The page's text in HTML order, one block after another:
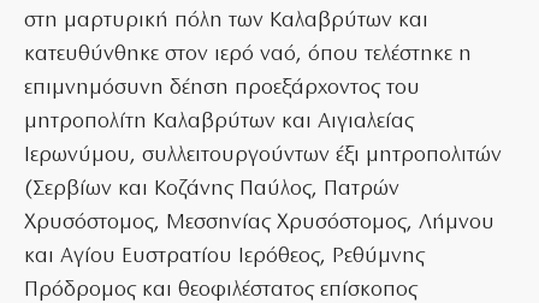
στη μαρτυρική πόλη των Καλαβρύτων και
κατευθύνθηκε στον ιερό ναό, όπου τελέστηκε η
επιμνημόσυνη δέηση προεξάρχοντος του
μητροπολίτη Καλαβρύτων και Αιγιαλείας
Ιερωνύμου, συλλειτουργούντων έξι μητροπολιτών
(Σερβίων και Κοζάνης Παύλος, Πατρών
Χρυσόστομος, Μεσσηνίας Χρυσόστομος, Λήμνου
και Αγίου Ευστρατίου Ιερόθεος, Ρεθύμνης
Πρόδρομος και θεοφιλέστατος επίσκοπος